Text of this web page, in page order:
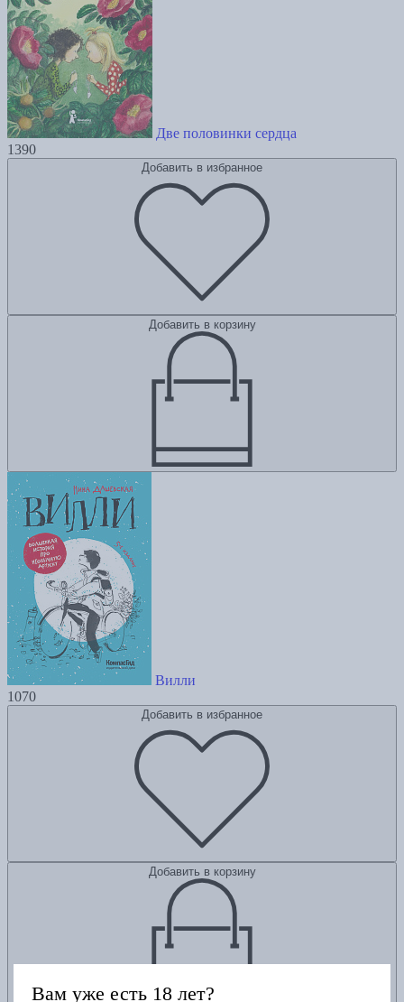
Две половинки сердца
1390
Добавить в избранное
Добавить в корзину
Вилли
1070
Добавить в избранное
Добавить в корзину
Вам уже есть 18 лет?